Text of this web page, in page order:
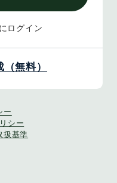
ログイン
無料）
ー
シー
扱基準